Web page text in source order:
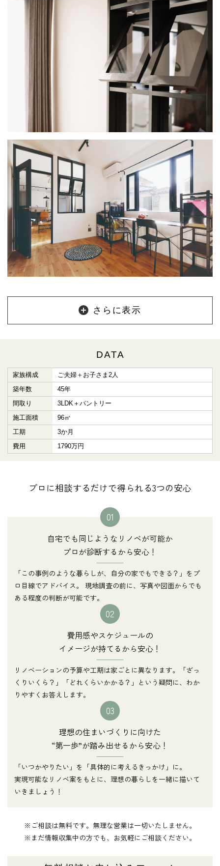
さらに表示
DATA
家族構成
ご夫婦＋お子さま2人
築年数
45年
間取り
3LDK＋パントリー
施工面積
96㎡
工期
3か月
費用
1790万円
プロに相談するだけで得られる3つの安心
01
自宅でも同じようなリノベが可能か
プロが診断するから安心！
「この事例のような暮らしが、自分の家でもできる？」をプ
ロ目線でアドバイス。 現地調査の前に、写真や図面からでも
ある程度の判断が可能です。
02
費用感やスケジュールの
イメージが持てるから安心！
リノベーションの予算や工期は家ごとに異なります。「ざっ
くりいくら？」「どれくらいかかる？」という疑問に、わか
りやすくお答えします。
03
理想の住まいづくりに向けた
“第一歩”が踏み出せるから安心！
「いつかやりたい」を「具体的に考えるきっかけ」に。
実現可能なリノベ案をもとに、理想の暮らしを一緒に描いて
いきましょう！
※ご相談は無料です。無理な営業は一切いたしません。
※まだ情報収集中の方でも、お気軽にご相談ください。